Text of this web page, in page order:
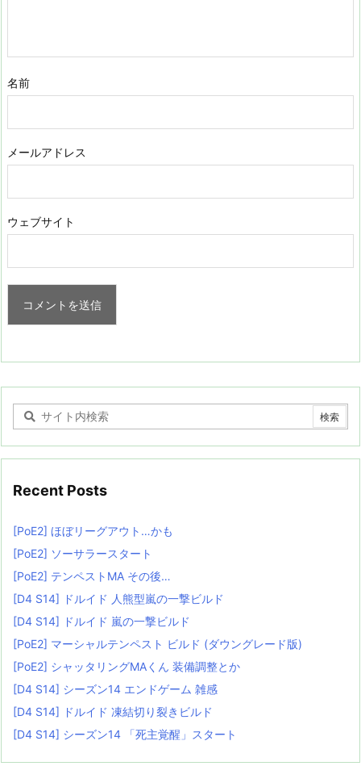
名前
メールアドレス
ウェブサイト
Recent Posts
[PoE2] ほぼリーグアウト…かも
[PoE2] ソーサラースタート
[PoE2] テンペストMA その後…
[D4 S14] ドルイド 人熊型嵐の一撃ビルド
[D4 S14] ドルイド 嵐の一撃ビルド
[PoE2] マーシャルテンペスト ビルド (ダウングレード版)
[PoE2] シャッタリングMAくん 装備調整とか
[D4 S14] シーズン14 エンドゲーム 雑感
[D4 S14] ドルイド 凍結切り裂きビルド
[D4 S14] シーズン14 「死主覚醒」スタート